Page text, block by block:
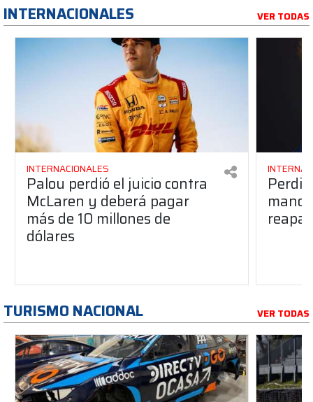
INTERNACIONALES VER TODAS
INTERNACIONALES
Palou perdió el juicio contra
McLaren y deberá pagar
más de 10 millones de
dólares
TURISMO NACIONAL VER TODAS